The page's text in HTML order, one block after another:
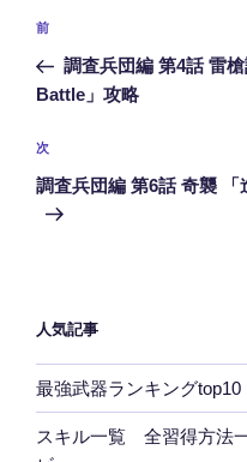
投
ナ
ゲ
ー
シ
前
の
投
前
調査兵団編 第4話 雷
Battle」攻略
次
の
次
調査兵団編 第6話 奇襲
人気記事
最強武器ランキング
スキル一覧 全習得方法